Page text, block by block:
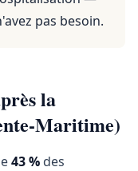
pas besoin.
la
Maritime)
43 % des